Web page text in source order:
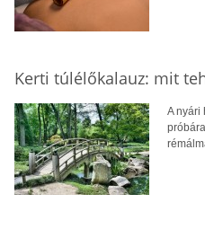
Kerti túlélőkalauz: mit
A nyári